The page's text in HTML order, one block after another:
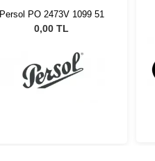
Persol PO 2473V 1099 51
0,00 TL